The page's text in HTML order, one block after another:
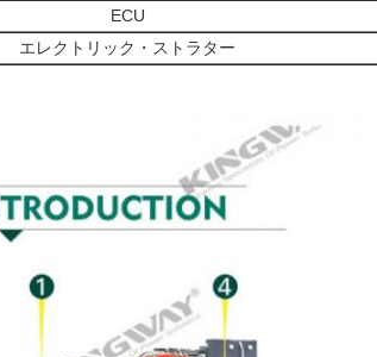
ECU
エレクトリック・ストラター